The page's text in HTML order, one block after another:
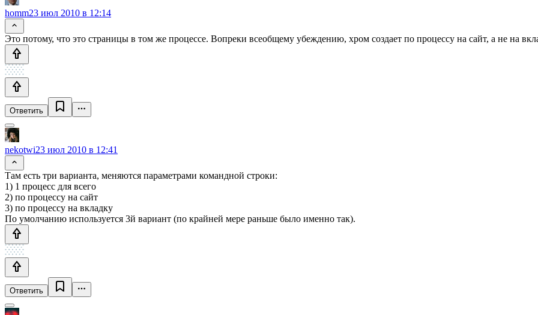
homm23 июл 2010 в 12:14
Это потому, что это страницы в том же процессе. Вопреки всеобщему убеждению, хром создает по процессу на сайт, а не на
Ответить
nekotwi23 июл 2010 в 12:41
Там есть три варианта, меняются параметрами командной строки:
1) 1 процесс для всего
2) по процессу на сайт
3) по процессу на вкладку
По умолчанию используется 3й вариант (по крайней мере раньше было именно так).
Ответить